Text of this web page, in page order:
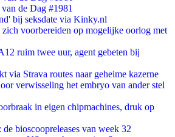
de Dag #1981
bij seksdate via Kinky.nl
voorbereiden op mogelijke oorlog met
ruim twee uur, agent gebeten bij
via Strava routes naar geheime kazerne
verwisseling het embryo van ander stel
in eigen chipmachines, druk op
bioscoopreleases van week 32